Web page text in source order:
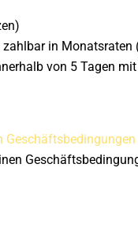
zahlbar in
von 5 Tagen
Geschäftsbedingungen